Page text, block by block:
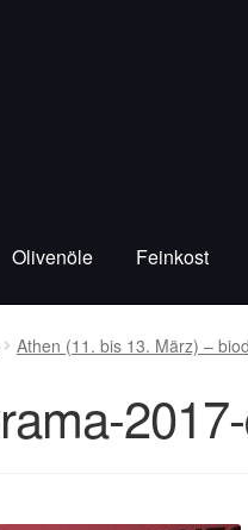
Olivenöle Feinkost
Athen (11. bis 13. März) –